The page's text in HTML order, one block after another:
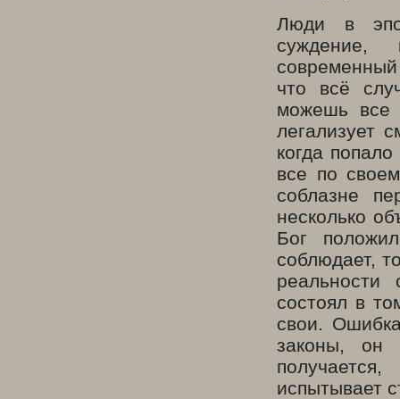
Люди в
суждение,
что всё
можешь все
легализует
когда
все по
соблазне
несколько
Бог
соблюдает,
состоял в
свои.
законы, он
испытывает